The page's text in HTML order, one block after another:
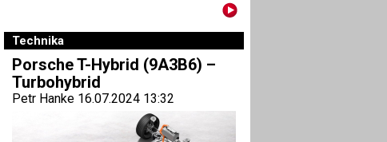
Technika
Porsche T-Hybrid (9A3B6) –
Turbohybrid
Petr Hanke 16.07.2024 13:32